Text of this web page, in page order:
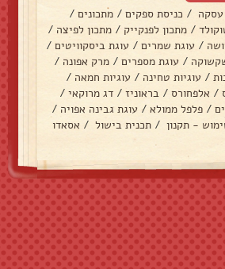
עסקה / כניסת ספקים / מתכונים /
/ מתכון לפנקייק / מתכון לפיצה /
/ עוגת שמרים / עוגת ביסקוויטים /
/ עוגת מספרים / מרק אפונה /
/ עוגיות טחינה / עוגיות חמאה /
/ אלפחורס / בראוניז / דג מרוקאי /
/ פלפל ממולא / עוגת גבינה אפויה /
- תקנון / תכנית בישול / אסאדו